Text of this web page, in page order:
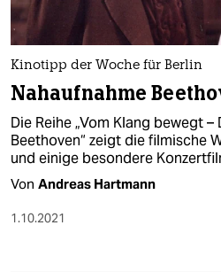
Kinotipp der Woche für Berlin
Nahaufnahme
Die Reihe „Vom Klang bewegt
Beethoven“ zeigt die filmische
und einige besondere
Von Andreas Hartmann
1.10.2021